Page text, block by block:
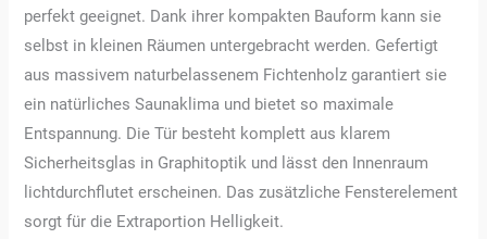
perfekt geeignet. Dank ihrer kompakten Bauform kann sie
selbst in kleinen Räumen untergebracht werden. Gefertigt
aus massivem naturbelassenem Fichtenholz garantiert sie
ein natürliches Saunaklima und bietet so maximale
Entspannung. Die Tür besteht komplett aus klarem
Sicherheitsglas in Graphitoptik und lässt den Innenraum
lichtdurchflutet erscheinen. Das zusätzliche Fensterelement
sorgt für die Extraportion Helligkeit.